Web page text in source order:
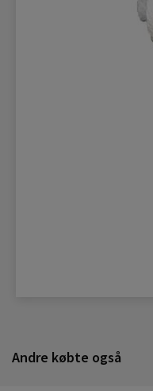
Andre købte også